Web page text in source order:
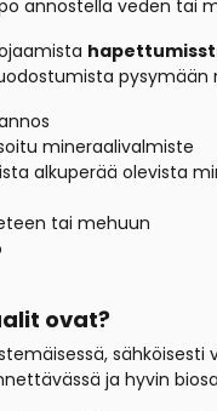
annostella veden tai
pysymään
mineraalivalmiste
alkuperää olevista
tai mehuun
ovat?
ja hyvin